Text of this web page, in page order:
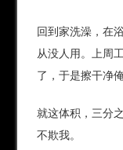
回到家洗澡，在
从没人用。上周
了，于是擦干净
就这体积，三分
不欺我。